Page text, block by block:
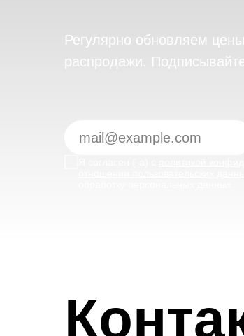
Регулярно обновляем
распродажи.